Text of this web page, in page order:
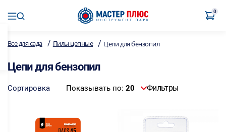
0
Все для сада / Пилы цепные / Цепи для бензопил
Цепи для бензопил
Сортировка Показывать по: 20 Фильтры